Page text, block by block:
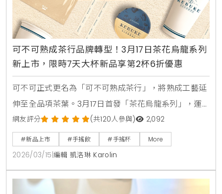
可不可熟成茶行品牌轉型！3月17日茶花烏龍系列
新上市，限時7天大杯新品享第2杯6折優惠
可不可正式更名為「可不可熟成茶行」，將熟成工藝延
伸至全品項茶葉。3月17日首發「茶花烏龍系列」，運
用香水拼配工藝打造5款層次豐富的新品。限時7天提供
第2杯6折優惠，邀您一同體驗流動的茶飲生活美學。
網友評分 (共120人參與) 2,092
#新品上市 #手搖飲 #手搖杯 More
2026/03/15 編輯 凱洛琳 Karolin